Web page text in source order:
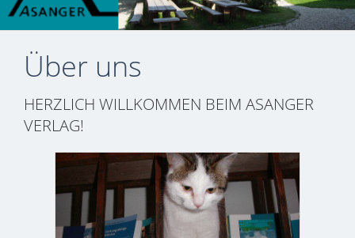
Über uns
HERZLICH WILLKOMMEN BEIM ASANGER
VERLAG!